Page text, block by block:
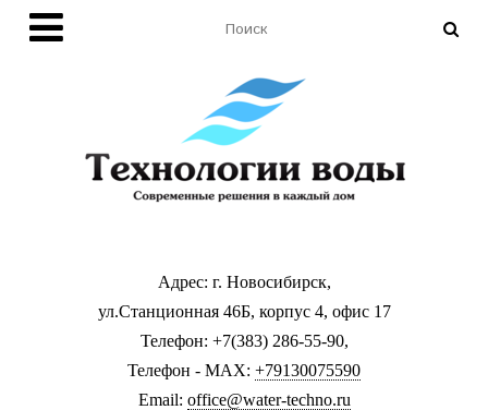
Адрес: г. Новосибирск,
ул.Станционная 46Б, корпус 4, офис 17
Телефон: +7(383) 286-55-90,
Телефон - MAX: +79130075590
Email: office@water-techno.ru